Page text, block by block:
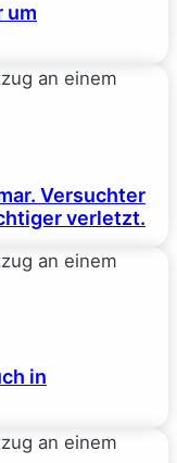
um
Versuchter
verletzt.
in